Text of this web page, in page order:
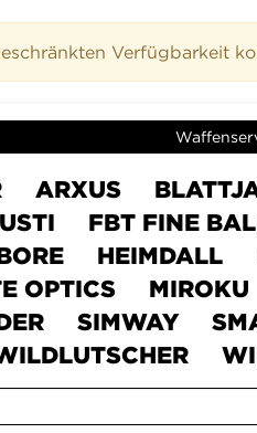
Verfügbarkeit
ARXUS
FBT FINE
HEIMDALL
OPTICS MIROKU
SIMWAY